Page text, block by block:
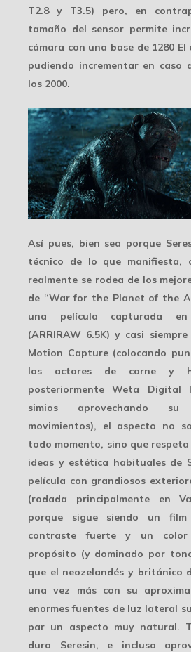
T2.8 y T3.5) pero, en
tamaño del sensor permite
cámara con una base de 1280 EI
pudiendo incrementar en caso
los 2000.
Así pues, bien sea porque
técnico de lo que manifiesta,
realmente se rodea de los
de “War for the Planet of the
una película capturada
(ARRIRAW 6.5K) y casi
Motion Capture(colocando
los actores de carne y
posteriormenteWeta Digital
simios aprovechando
movimientos), el aspecto no
todo momento, sino que
ideas y estética habituales de
película con grandiosos
(rodada principalmente en
porque sigue siendo un
contraste fuerte y un
propósito (y dominado por
que el neozelandés y británico
una vez más con su
enormes fuentes de luz lateral
par un aspecto muy natural.
dura Seresin, e incluso